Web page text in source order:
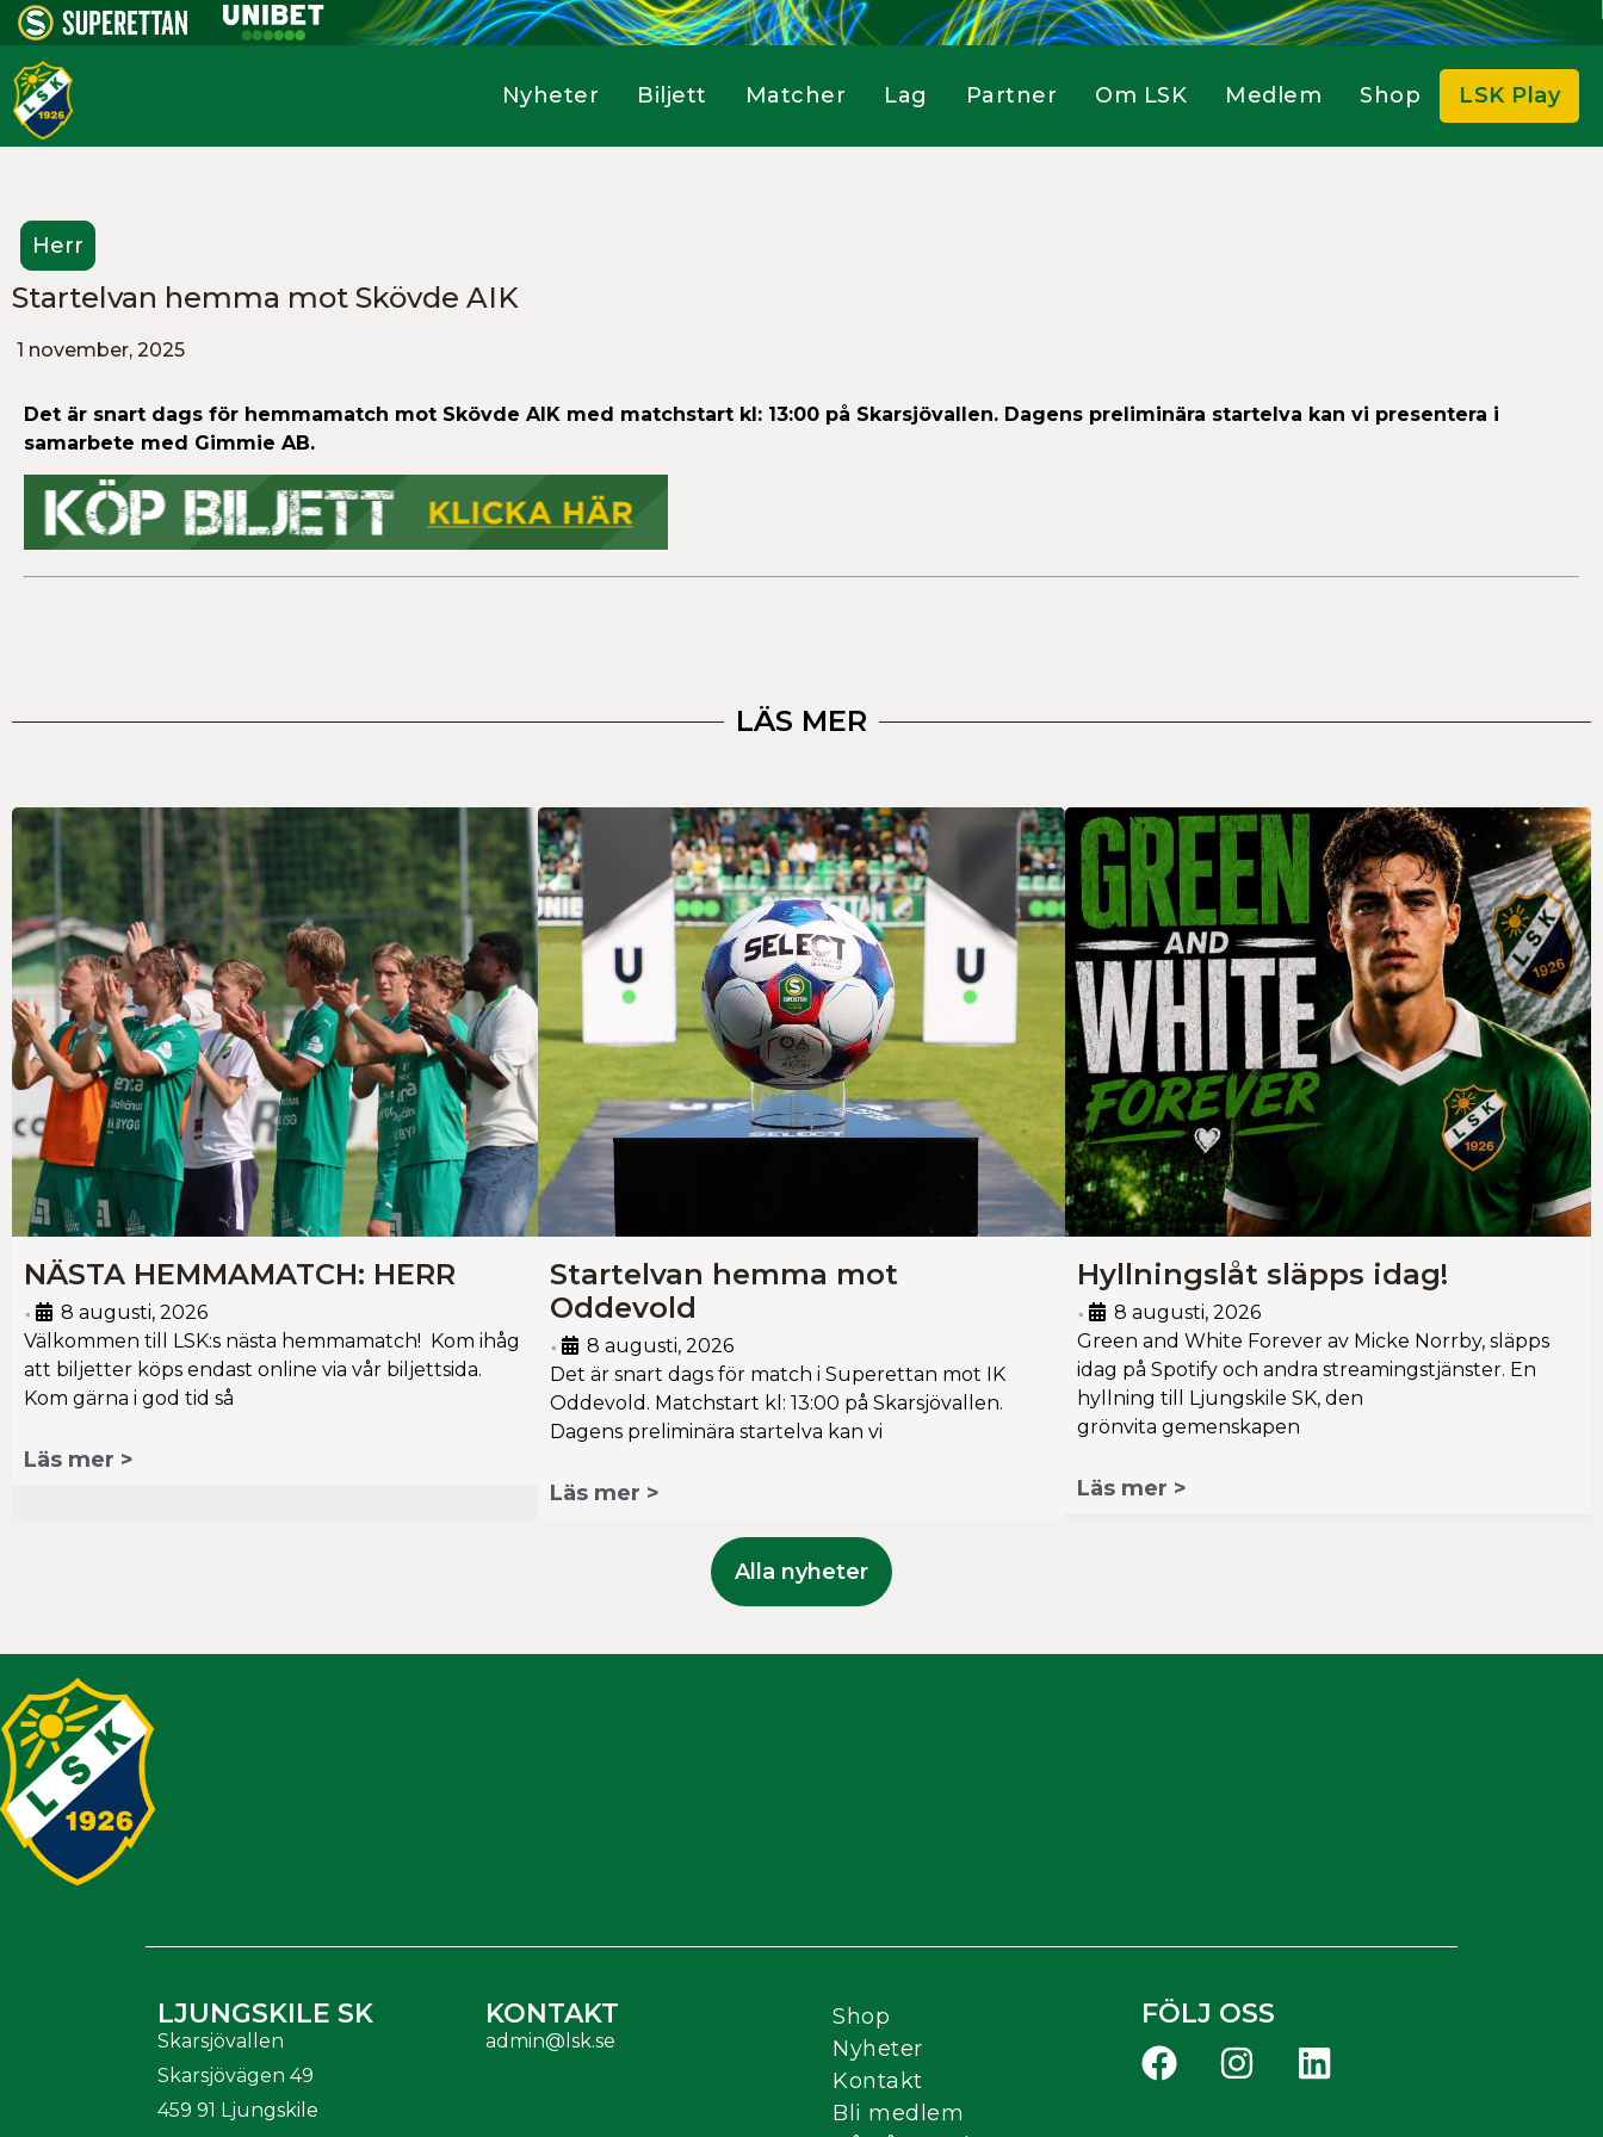
Nyheter Biljett Matcher Lag Partner Om LSK Medlem Shop LSK Play
Herr
Startelvan hemma mot Skövde AIK
1 november, 2025
Det är snart dags för hemmamatch mot Skövde AIK med matchstart kl: 13:00 på Skarsjövallen. Dagens preliminära startelva kan vi presentera i
samarbete med Gimmie AB.
LÄS MER
NÄSTA HEMMAMATCH: HERR
•
8 augusti, 2026
Välkommen till LSK:s nästa hemmamatch! Kom ihåg
att biljetter köps endast online via vår biljettsida.
Kom gärna i god tid så
Läs mer >
Startelvan hemma mot
Oddevold
•
8 augusti, 2026
Det är snart dags för match i Superettan mot IK
Oddevold. Matchstart kl: 13:00 på Skarsjövallen.
Dagens preliminära startelva kan vi
Läs mer >
Hyllningslåt släpps idag!
•
8 augusti, 2026
Green and White Forever av Micke Norrby, släpps
idag på Spotify och andra streamingstjänster. En
hyllning till Ljungskile SK, den
grönvita gemenskapen
Läs mer >
Alla nyheter
LJUNGSKILE SK
Skarsjövallen
Skarsjövägen 49
459 91 Ljungskile
KONTAKT
admin@lsk.se
Shop
Nyheter
Kontakt
Bli medlem
FÖLJ OSS